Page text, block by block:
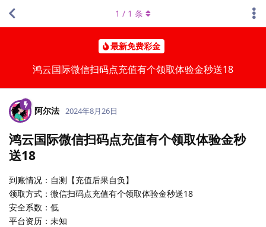
最新免费彩金
鸿云国际微信扫码点充值有个领取体验金秒送18
1 / 1 条
阿尔法 2024年8月26日
鸿云国际微信扫码点充值有个领取体验金秒
送18
到账情况：自测【充值后果自负】
领取方式：微信扫码点充值有个领取体验金秒送18
安全系数：低
平台资历：未知